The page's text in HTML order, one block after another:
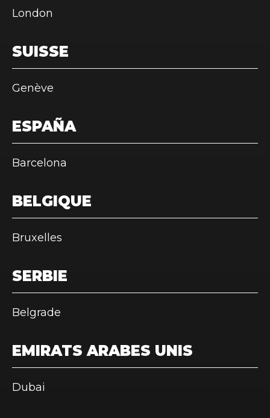
London
SUISSE
Genève
ESPAÑA
Barcelona
BELGIQUE
Bruxelles
SERBIE
Belgrade
EMIRATS ARABES UNIS
Dubai